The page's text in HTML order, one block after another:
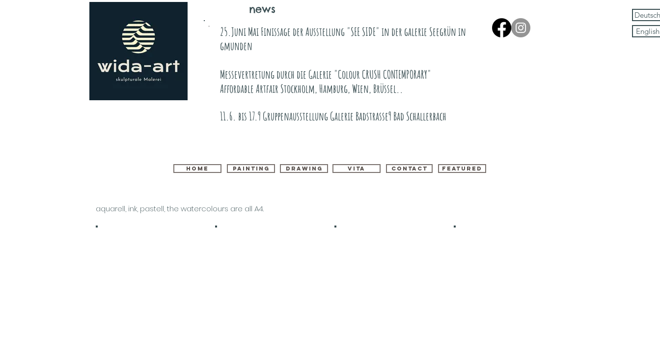
news
25.Juni Mai Finissage der Ausstellung "SEE SIDE" in der galerie Seegrün in
gmunden
Messevertretung durch die Galerie "Colour CRUSH CONTEMPORARY"
Affordable Artfair Stockholm, Hamburg, Wien, Brüssel..
11.6. bis 17.9 Gruppenausstellung Galerie Badstrasse9 Bad Schallerbach
Deutsch
English
home painting drawing vita contact featured
aquarell, ink, pastell, the watercolours are all A4.